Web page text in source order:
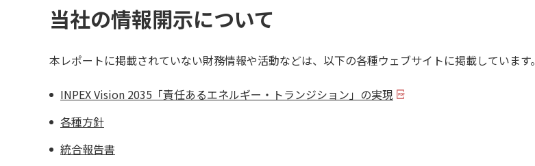
当社の情報開示について
本レポートに掲載されていない財務情報や活動などは、以下の各種ウェブサイトに掲載しています。
INPEX Vision 2035「責任あるエネルギー・トランジション」の実現
各種方針
統合報告書